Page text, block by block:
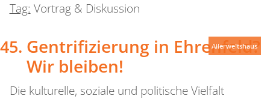
Tag: Vortrag & Diskussion
Gentrifizierung in Ehrenfeld?
Wir bleiben!
Die kulturelle, soziale und politische Vielfalt
Allerweltshaus